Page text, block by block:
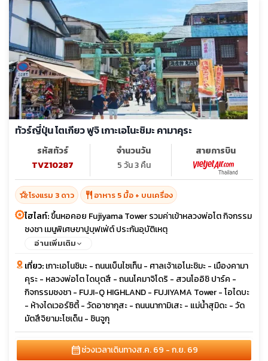
ก.พ. 70
17-21
ทัวร์ญี่ปุ่น โตเกียว ฟูจิ เกาะเอโนะชิมะ คามาคุระ
รหัสทัวร์
TVZ10287
จำนวนวัน
5 วัน 3 คืน
สายการบิน
hotel_classโรงแรม 3 ดาว restaurant อาหาร 5 มื้อ + บนเครื่อง
ไฮไลท์:ขึ้นหอคอย Fujiyama Tower รวมค่าเข้าหลวงพ่อโต กิจกรรม
ชงชา เมนูพิเศษขาปูบุฟเฟ่ต์ ประกันอุบัติเหตุ
อ่านเพิ่มเติม
เที่ยว:เกาะเอโนชิมะ - ถนนเบ็นไซเท็น - ศาลเจ้าเอโนะชิมะ - เมืองคามา
คุระ - หลวงพ่อโต ไดบุตสึ - ถนนโคมาจิโดริ - สวนโออิชิ ปาร์ค -
กิจกรรมชงชา - FUJI-Q HIGHLAND - FUJIYAMA Tower - โอไดบะ
- ห้างไดเวอร์ซิตี้ - วัดอาซากุสะ - ถนนนากามิเสะ - แม่น้ำสุมิดะ - วัด
มัตสึจิยามะโชเด็น - ชินจูกุ
calendar_monthช่วงเวลาเดินทางส.ค. 69 - ก.ย. 69